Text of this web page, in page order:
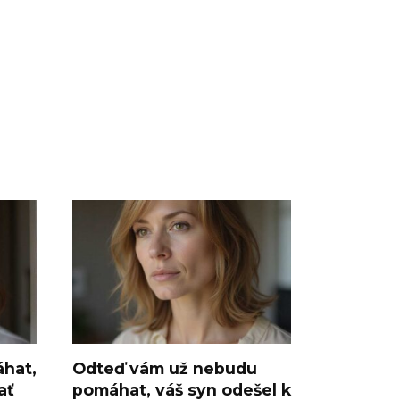
Odteď vám už nebudu
pomáhat, váš syn odešel k